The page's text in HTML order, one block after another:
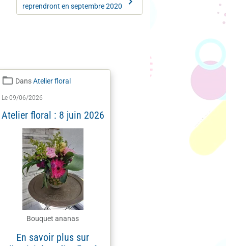
reprendront en septembre 2020
Dans Atelier floral
Le 09/06/2026
Atelier floral : 8 juin 2026
Bouquet ananas
En savoir plus sur